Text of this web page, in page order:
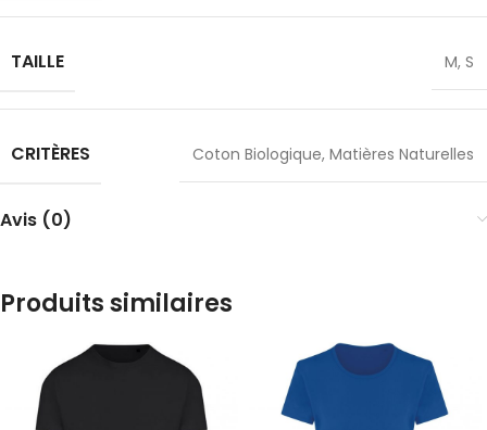
TAILLE M, S
CRITÈRES Coton Biologique, Matières Naturelles
Avis (0)
Produits similaires